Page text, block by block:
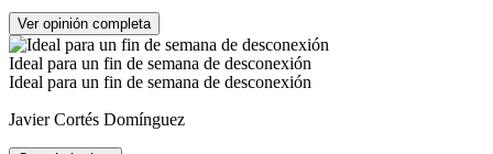
Ver opinión completa
Ideal para un fin de semana de desconexión
Javier Cortés Domínguez